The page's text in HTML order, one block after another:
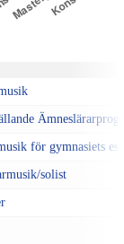
för gymnasiets
solist